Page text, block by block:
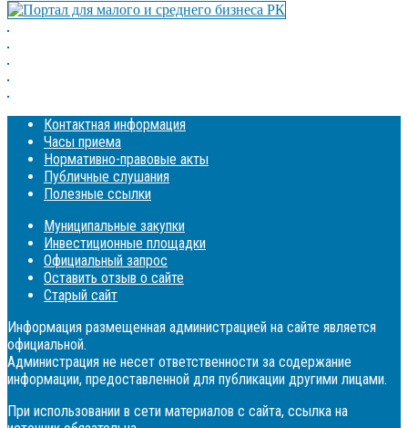
Контактная информация
Часы приема
Нормативно-правовые акты
Публичные слушания
Полезные ссылки
Муниципальные закупки
Инвестиционные площадки
Официальный запрос
Оставить отзыв о сайте
Старый сайт
Информация размещенная администрацией на сайте является
официальной.
Администрация не несет ответственности за содержание
информации, предоставленной для публикации другими лицами.
При использовании в сети материалов с сайта, ссылка на